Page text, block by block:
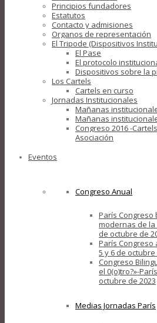
Principios fundadores
Estatutos
Contacto y admisiones
Organos de representación
El Tripode (Dispositivos
El Pase
El protocolo
Dispositivos sobre la
Los Cartels
Cartels en curso
Jornadas Institucionales
Mañanas
Mañanas
Congreso 2016 -
Asociación
Eventos
Congreso Anual
París Congreso
modernas de la
de octubre de
París Congreso
5 y 6 de
Congreso
el 0(o)tro?»-
octubre de 2023
Medias Jornadas París